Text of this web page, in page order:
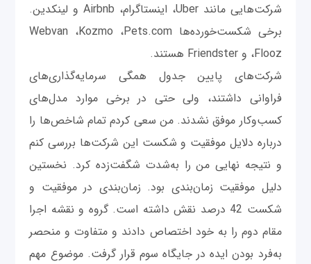
شرکت‌هایی مانند Uber، اینستاگرام، Airbnb و لینکدین.
برخی شکست‌خورده‌ها Webvan ،Kozmo ،Pets.com
،Flooz و Friendster هستند.
شرکت‌های پایین جدول همگی سرمایه‌گذاری‌های
فراوانی داشتند، ولی حتی در برخی موارد مدل‌های
کسب‌وکار موفق نشدند. من سعی کردم تمام شاخص‌ها را
درباره دلایل موفقیت و شکست این شرکت‌ها بررسی کنم
و نتیجه نهایی من را به‌شدت شگفت‌زده کرد. نخستین
دلیل موفقیت زمان‌بندی بود. زمان‌بندی در موفقیت و
شکست 42 درصد نقش داشته است. گروه و نقشه اجرا
مقام دوم را به خود اختصاص دادند و متفاوت و منحصر
به‌فرد بودن ایده در جایگاه سوم قرار گرفت. موضوع مهم